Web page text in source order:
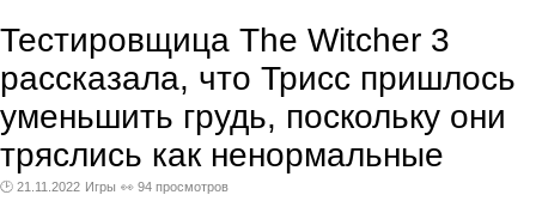
Тестировщица The Witcher 3
рассказала, что Трисс пришлось
уменьшить грудь, поскольку они
тряслись как ненормальные
🕑 21.11.2022 Игры 👀 94 просмотров